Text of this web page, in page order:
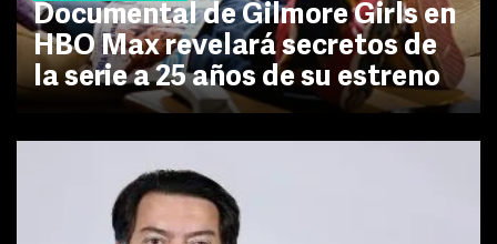
Documental de Gilmore Girls en
HBO Max revelará secretos de
la serie a 25 años de su estreno